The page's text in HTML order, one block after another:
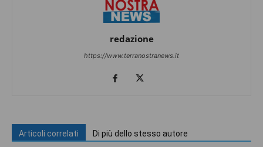
redazione
https://www.terranostranews.it
Articoli correlati Di più dello stesso autore